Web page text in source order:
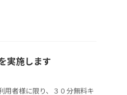
実施します
用者様に限り、３０分無料キ